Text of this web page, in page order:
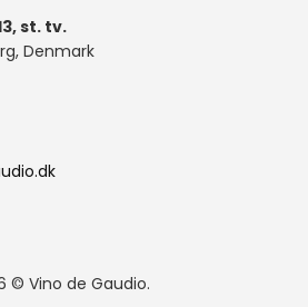
st. tv.
Denmark
© Vino de Gaudio.